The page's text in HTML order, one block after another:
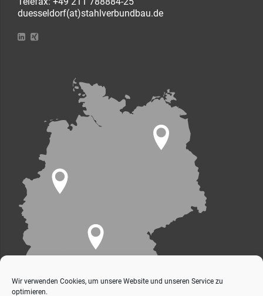
Wir verwenden Cookies, um unsere Website und unseren Service zu
optimieren.
duesseldorf(at)stahlverbundbau.de